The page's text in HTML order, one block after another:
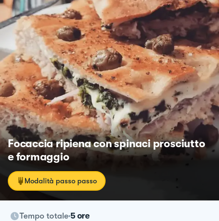
Focaccia ripiena con spinaci prosciutto
e formaggio
Modalità passo passo
Tempo totale 5 ore